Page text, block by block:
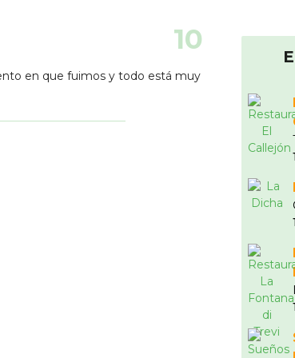
10
en que fuimos y todo está muy